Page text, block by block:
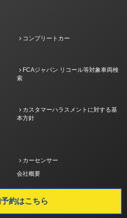
コンプリートカー
FCAジャパン リコール等対象車両検
索
カスタマーハラスメントに対する基
本方針
カーセンサー
会社概要
約はこちら